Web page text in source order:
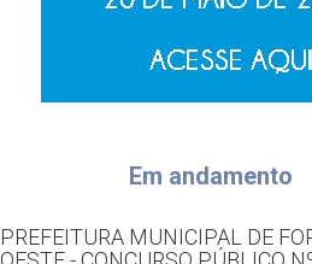
Em andamento
PREFEITURA MUNICIPAL DE